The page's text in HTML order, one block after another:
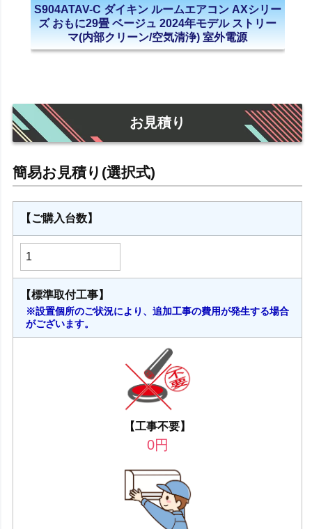
S904ATAV-C ダイキン ルームエアコン AXシリー
ズ おもに29畳 ベージュ 2024年モデル ストリー
マ(内部クリーン/空気清浄) 室外電源
お見積り
【ご購入台数】
【標準取付工事】
※設置個所のご状況により、追加工事の費用が発生する場合
がございます。
【工事不要】
0円